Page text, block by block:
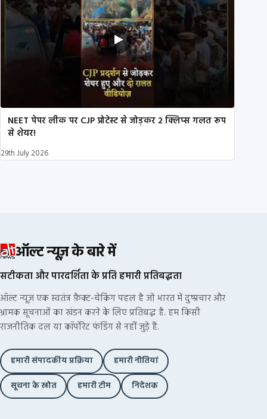
NEET पेपर लीक पर CJP प्रोटेस्ट से जोड़कर 2 क्लिप्स गलत रूप
से शेयर!
29th July 2026
ऑल्ट न्यूज़ के बारे में
सटीकता और पारदर्शिता के प्रति हमारी प्रतिबद्धता
ऑल्ट न्यूज़ एक स्वतंत्र फ़ैक्ट-चेकिंग पहल है जो भारत में दुष्प्रचार और
भ्रामक सूचनाओं का खंडन करने के लिए प्रतिबद्ध है. हम किसी
राजनीतिक दल या कॉर्पोरेट फंडिंग से नहीं जुड़े हैं.
हमारी संपादकीय प्रक्रिया
हमारी नीतियां
सूचना के स्रोत
हमारी टीम निदेशक